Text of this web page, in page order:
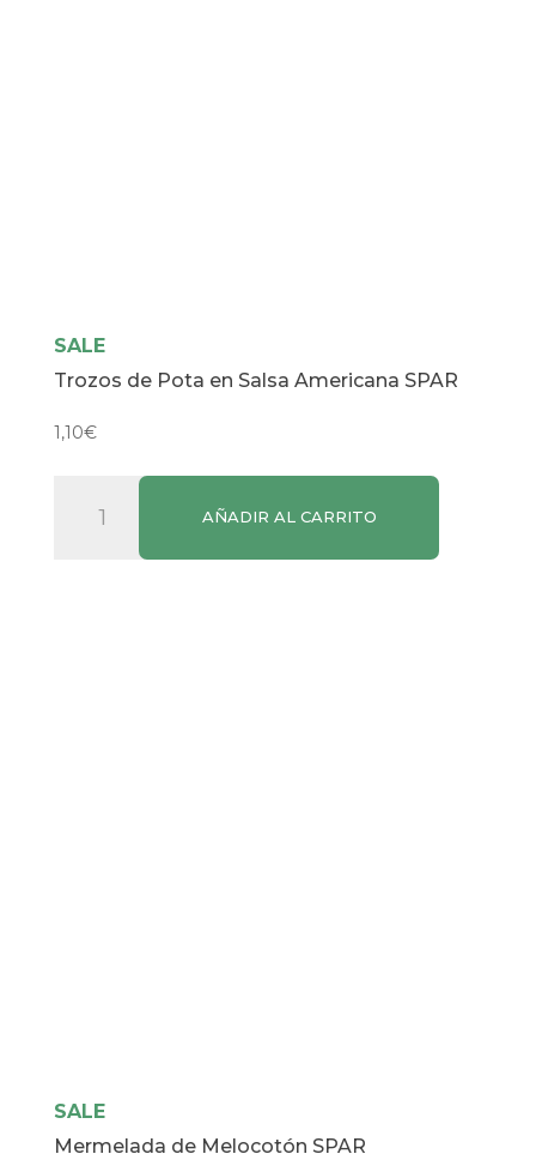
SALE
Trozos de Pota en Salsa Americana SPAR
1,10€
AÑADIR AL CARRITO
SALE
Mermelada de Melocotón SPAR